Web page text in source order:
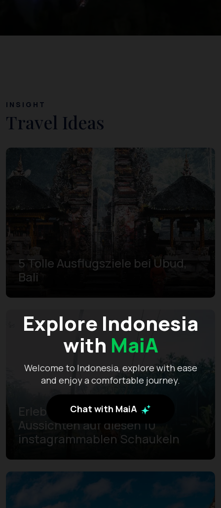
Explore Indonesia
with MaiA
Welcome to Indonesia, explore with ease
and enjoy a comfortable journey.
Chat with MaiA
INSIGHT
Travel Ideas
5 Tolle Ausflugsziele bei Ubud,
Bali
Erlebe auf Bali grandiose
Aussichten auf diesen 10
instagrammablen Schaukeln